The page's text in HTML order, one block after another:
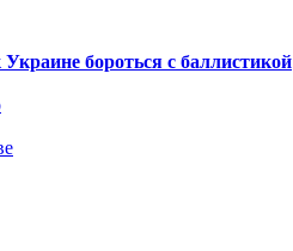
бороться с баллистикой